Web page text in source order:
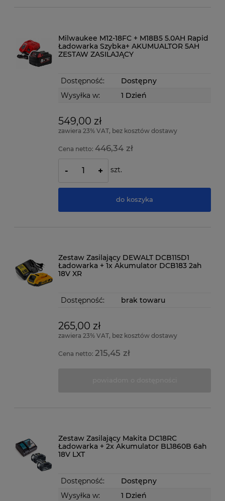
Milwaukee M12-18FC + M18B5 5.0AH Rapid
Ładowarka Szybka+ AKUMUALTOR 5AH
ZESTAW ZASILAJĄCY
Dostępność:
Dostępny
Wysyłka w:
1 Dzień
549,00 zł
zawiera 23% VAT, bez kosztów dostawy
Cena netto:446,34 zł
- + szt.
do koszyka
Zestaw Zasilający DEWALT DCB115D1
Ładowarka + 1x Akumulator DCB183 2ah
18V XR
Dostępność: brak towaru
265,00 zł
zawiera 23% VAT, bez kosztów dostawy
Cena netto: 215,45 zł
Zestaw Zasilający Makita DC18RC
Ładowarka + 2x Akumulator BL1860B 6ah
18V LXT
Dostępność:
Dostępny
Wysyłka w:
1 Dzień